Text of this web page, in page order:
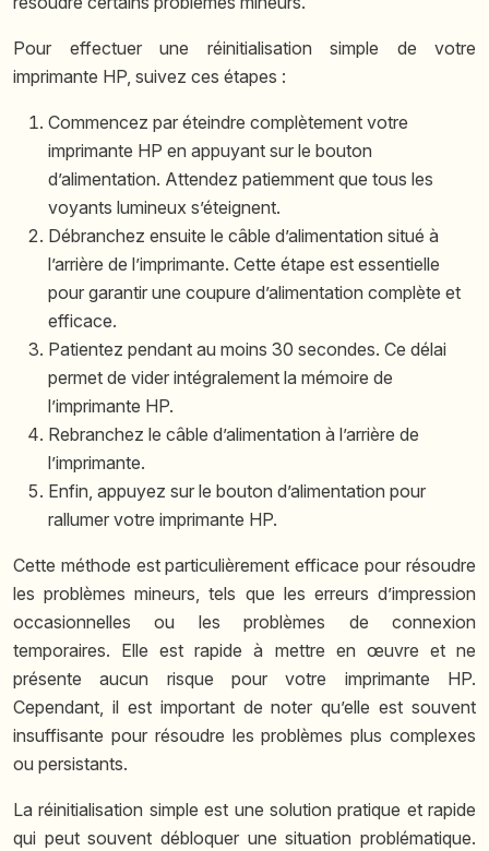
Pour effectuer une réinitialisation simple de votre
imprimante HP, suivez ces étapes :
Commencez par éteindre complètement votre
imprimante HP en appuyant sur le bouton
d’alimentation. Attendez patiemment que tous les
voyants lumineux s’éteignent.
Débranchez ensuite le câble d’alimentation situé à
l’arrière de l’imprimante. Cette étape est essentielle
pour garantir une coupure d’alimentation complète et
efficace.
Patientez pendant au moins 30 secondes. Ce délai
permet de vider intégralement la mémoire de
l’imprimante HP.
Rebranchez le câble d’alimentation à l’arrière de
l’imprimante.
Enfin, appuyez sur le bouton d’alimentation pour
rallumer votre imprimante HP.
Cette méthode est particulièrement efficace pour résoudre
les problèmes mineurs, tels que les erreurs d’impression
occasionnelles ou les problèmes de connexion
temporaires. Elle est rapide à mettre en œuvre et ne
présente aucun risque pour votre imprimante HP.
Cependant, il est important de noter qu’elle est souvent
insuffisante pour résoudre les problèmes plus complexes
ou persistants.
La réinitialisation simple est une solution pratique et rapide
qui peut souvent débloquer une situation problématique.